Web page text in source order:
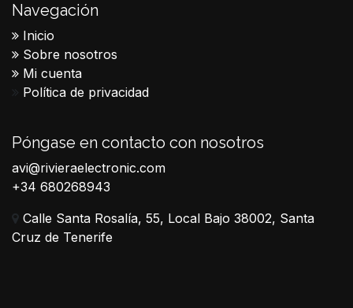
Navegación
Inicio
Sobre nosotros
Mi cuenta
Política de privacidad
Póngase en contacto con nosotros
avi@rivieraelectronic.com
+34 680268943
Calle Santa Rosalía, 55, Local Bajo 38002, Santa
Cruz de Tenerife